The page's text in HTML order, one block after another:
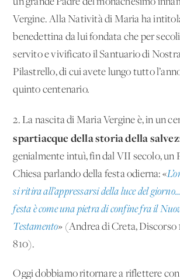
Vergine. Alla Natività di Maria ha
benedettina da lui fondata che per
servito e vivificato il Santuario di
Pilastrello, di cui avete lungo tutto
quinto centenario.
2. La nascita di Maria Vergine è, in un
spartiacque della storia della
genialmente intuì, fin dal VII secolo, un
Chiesa parlando della festa odierna: «
si ritira all’appressarsi della luce del
festa è come una pietra di confine fra il
Testamento» (Andrea di Creta, Discorso
810).
Oggi dobbiamo ritornare a riflettere